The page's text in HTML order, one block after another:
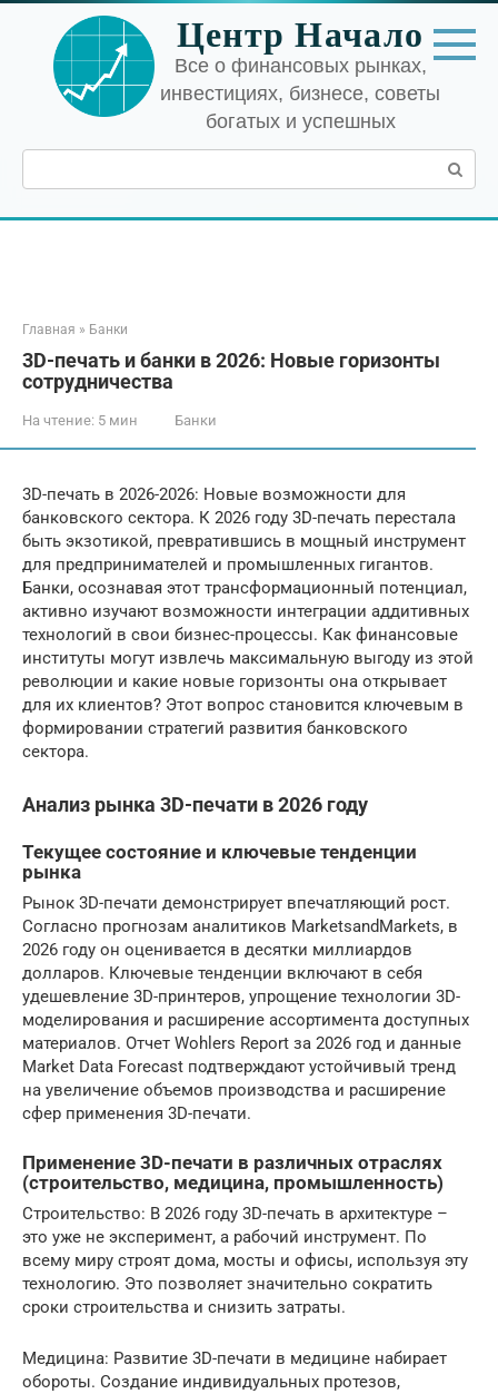
Перейти
контенту
Центр Начало
Все о финансовых рынках,
инвестициях, бизнесе, советы
богатых и успешных
Поиск:
Главная » Банки
3D-печать и банки в 2026: Новые горизонты
сотрудничества
На чтение: 5 мин Банки
3D-печать в 2026-2026: Новые возможности для
банковского сектора. К 2026 году 3D-печать перестала
быть экзотикой, превратившись в мощный инструмент
для предпринимателей и промышленных гигантов.
Банки, осознавая этот трансформационный потенциал,
активно изучают возможности интеграции аддитивных
технологий в свои бизнес-процессы. Как финансовые
институты могут извлечь максимальную выгоду из этой
революции и какие новые горизонты она открывает
для их клиентов? Этот вопрос становится ключевым в
формировании стратегий развития банковского
сектора.
Анализ рынка 3D-печати в 2026 году
Текущее состояние и ключевые тенденции
рынка
Рынок 3D-печати демонстрирует впечатляющий рост.
Согласно прогнозам аналитиков MarketsandMarkets, в
2026 году он оценивается в десятки миллиардов
долларов. Ключевые тенденции включают в себя
удешевление 3D-принтеров, упрощение технологии 3D-
моделирования и расширение ассортимента доступных
материалов. Отчет Wohlers Report за 2026 год и данные
Market Data Forecast подтверждают устойчивый тренд
на увеличение объемов производства и расширение
сфер применения 3D-печати.
Применение 3D-печати в различных отраслях
(строительство, медицина, промышленность)
Строительство: В 2026 году 3D-печать в архитектуре –
это уже не эксперимент, а рабочий инструмент. По
всему миру строят дома, мосты и офисы, используя эту
технологию. Это позволяет значительно сократить
сроки строительства и снизить затраты.
Медицина: Развитие 3D-печати в медицине набирает
обороты. Создание индивидуальных протезов,